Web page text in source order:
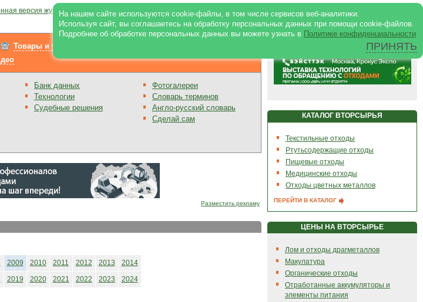
На нашем сайте используются cookie-файлы, в том числе сервисов веб-аналитики.
Используя сайт, вы соглашаетесь на обработку персональных данных при помощи cookie-файлов.
Подробнее об обработке персональных данных вы можете узнать в Политике конфиденциальности
ПРИНЯТЬ
версия журнала |Отзывы|Реклама на портале|Реклама в журнале |
Товары и услуги
Банк данных
Технологии
Судебные решения
Фотогалереи
Словарь терминов
Англо-русский словарь
Сделай сам
Разместить рекламу
2009 2010 2011 2012 2013
2014
2019 2020 2021 2022 2023
2024
КАТАЛОГ ВТОРСЫРЬЯ
Текстильные отходы
Ртутьсодержащие отходы
Пищевые отходы
Медицинские отходы
Отходы цветных металлов
ПЕРЕЙТИ В КАТАЛОГ
ЦЕНЫ НА ВТОРСЫРЬЕ
Лом и отходы драгметаллов
Макулатура
Органические отходы
Отработанные аккумуляторы и
элементы питания